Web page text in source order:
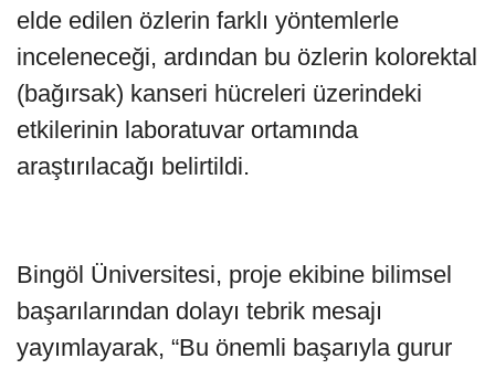
elde edilen özlerin farklı yöntemlerle
inceleneceği, ardından bu özlerin kolorektal
(bağırsak) kanseri hücreleri üzerindeki
etkilerinin laboratuvar ortamında
araştırılacağı belirtildi.
Bingöl Üniversitesi, proje ekibine bilimsel
başarılarından dolayı tebrik mesajı
yayımlayarak, “Bu önemli başarıyla gurur